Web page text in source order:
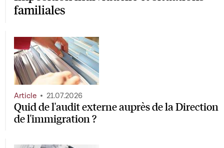
familiales
Quid de l'audit externe auprès de la Direction
de l'immigration ?
Article 21.07.2026